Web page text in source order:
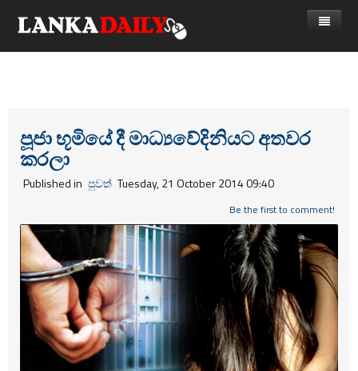
පූජා භූමියේ දී මාධ්‍යවේදිනියට අතවර
කරලා
Published in පුවත් Tuesday, 21 October 2014 09:40
Be the first to comment!
ක්‍රීඩා
කලා
කාලීන සංවාද
විශේෂාංග
Life
විඩියෝ ගැලරිය
විමසීම්
Advertise with us